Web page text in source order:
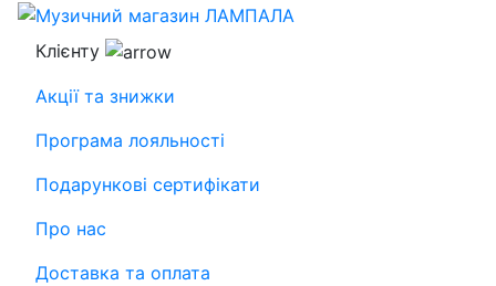
Клієнту
Акції та знижки
Програма лояльності
Подарункові сертифікати
Про нас
Доставка та оплата